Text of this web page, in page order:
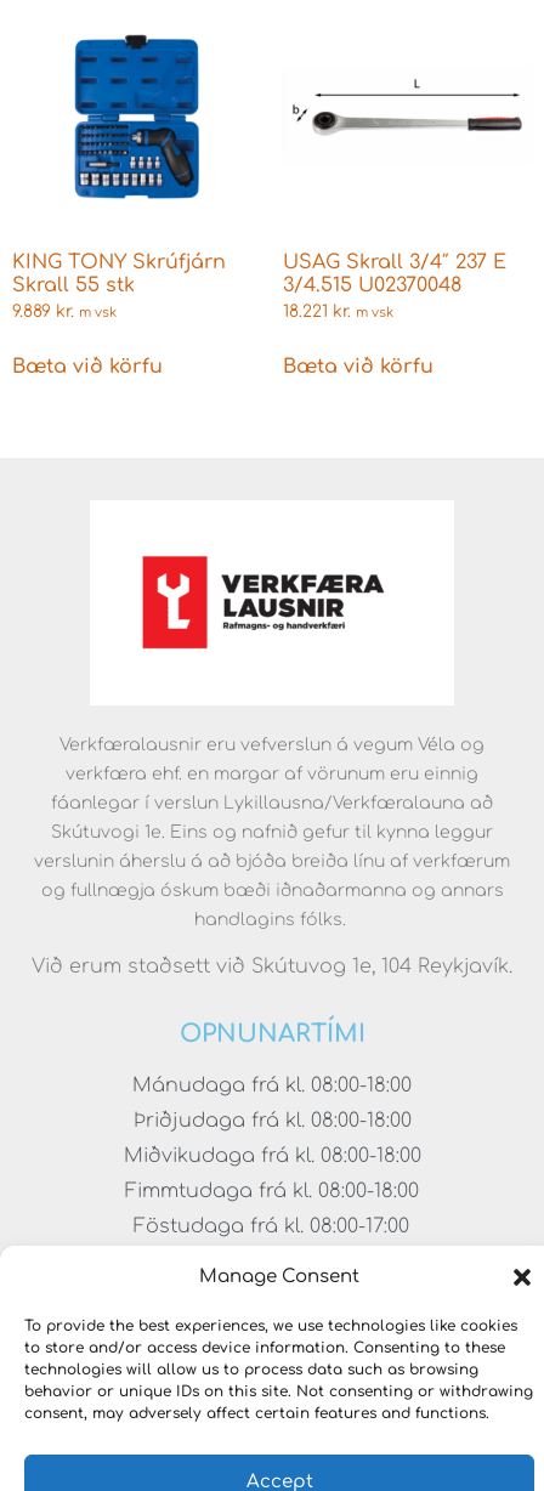
Manage Consent
To provide the best experiences, we use technologies like cookies
to store and/or access device information. Consenting to these
technologies will allow us to process data such as browsing
behavior or unique IDs on this site. Not consenting or withdrawing
consent, may adversely affect certain features and functions.
Accept
KING TONY Skrúfjárn
Skrall 55 stk
9.889 kr. m vsk
Bæta við körfu
USAG Skrall 3/4″ 237 E
3/4.515 U02370048
18.221 kr. m vsk
Bæta við körfu
Verkfæralausnir eru vefverslun á vegum Véla og
verkfæra ehf. en margar af vörunum eru einnig
fáanlegar í verslun Lykillausna/Verkfæralauna að
Skútuvogi 1e. Eins og nafnið gefur til kynna leggur
verslunin áherslu á að bjóða breiða línu af verkfærum
og fullnægja óskum bæði iðnaðarmanna og annars
handlagins fólks.
Við erum staðsett við Skútuvog 1e, 104 Reykjavík.
OPNUNARTÍMI
Mánudaga frá kl. 08:00-18:00
Þriðjudaga frá kl. 08:00-18:00
Miðvikudaga frá kl. 08:00-18:00
Fimmtudaga frá kl. 08:00-18:00
Föstudaga frá kl. 08:00-17:00